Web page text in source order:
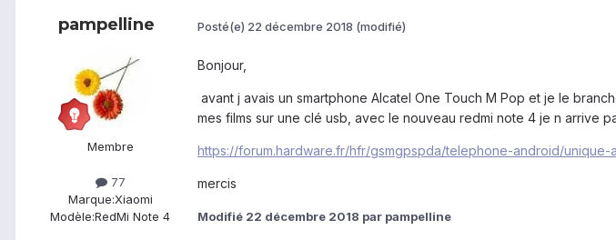
pampelline
Membre
77
Marque:Xiaomi
Modèle:RedMi Note 4
Posté(e) 22 décembre 2018 (modifié)
Bonjour,
avant j avais un smartphone Alcatel One Touch M Pop et je le
mes films sur une clé usb, avec le nouveau redmi note 4 je n arrive
https://forum.hardware.fr/hfr/gsmgpspda/telephone-android/unique-
mercis
Modifié 22 décembre 2018 par pampelline